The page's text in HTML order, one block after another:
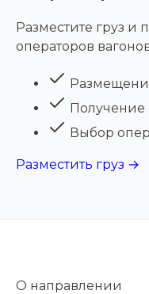
Разместите груз и
операторов
Получение
Выбор
Разместить груз →
О направлении